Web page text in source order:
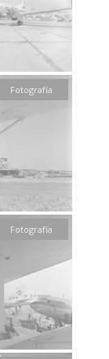
Fotografía
Fotografía